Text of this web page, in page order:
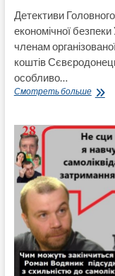
Детективи
економічної
членам
коштів
особливо…
Смотреть большеЧерез
РЕБ
та
дрони
з
і
на
суму